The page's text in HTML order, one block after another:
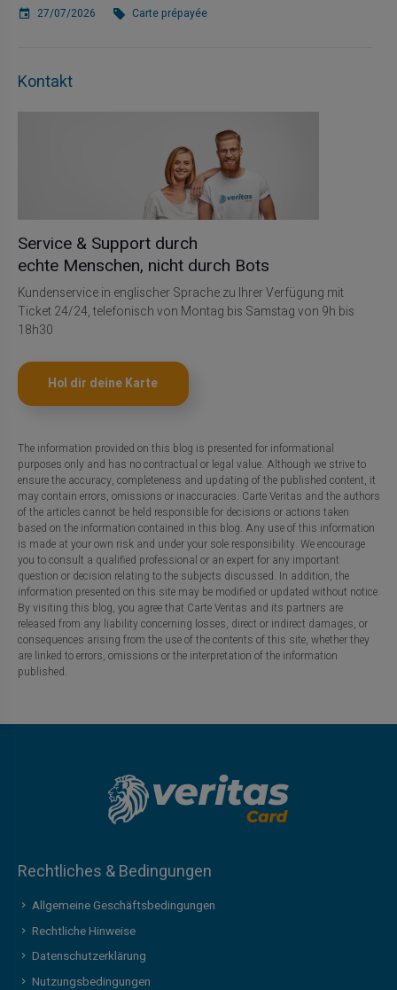
27/07/2026 Carte prépayée
Kontakt
Service & Support durch
echte Menschen, nicht durch Bots
Kundenservice in englischer Sprache zu Ihrer Verfügung mit
Ticket 24/24, telefonisch von Montag bis Samstag von 9h bis
18h30
Hol dir deine Karte
The information provided on this blog is presented for informational
purposes only and has no contractual or legal value. Although we strive to
ensure the accuracy, completeness and updating of the published content, it
may contain errors, omissions or inaccuracies. Carte Veritas and the authors
of the articles cannot be held responsible for decisions or actions taken
based on the information contained in this blog. Any use of this information
is made at your own risk and under your sole responsibility. We encourage
you to consult a qualified professional or an expert for any important
question or decision relating to the subjects discussed. In addition, the
information presented on this site may be modified or updated without notice.
By visiting this blog, you agree that Carte Veritas and its partners are
released from any liability concerning losses, direct or indirect damages, or
consequences arising from the use of the contents of this site, whether they
are linked to errors, omissions or the interpretation of the information
published.
Rechtliches & Bedingungen
Allgemeine Geschäftsbedingungen
Rechtliche Hinweise
Datenschutzerklärung
Nutzungsbedingungen